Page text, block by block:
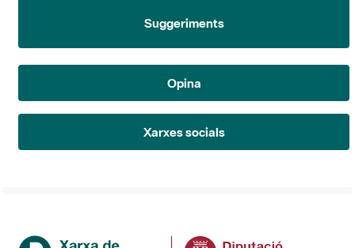
Suggeriments
Opina
Xarxes socials